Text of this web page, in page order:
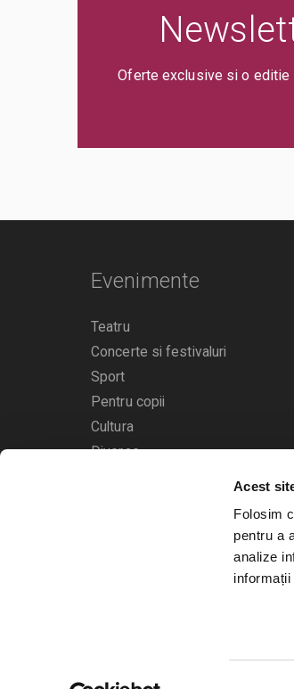
Acest
Folosim
pentru a
analize
Oferte exclusive si o editie
Evenimente
Teatru
Concerte si festivaluri
Sport
Pentru copii
Cultura
Diverse
Calendarul evenimentelor
Bilete.ro